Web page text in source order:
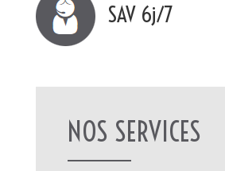
SAV 6j/7
NOS SERVICES